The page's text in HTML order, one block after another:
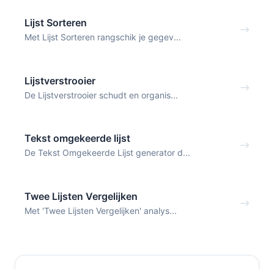
Lijst Sorteren
Met Lijst Sorteren rangschik je gegev...
Lijstverstrooier
De Lijstverstrooier schudt en organis...
Tekst omgekeerde lijst
De Tekst Omgekeerde Lijst generator d...
Twee Lijsten Vergelijken
Met 'Twee Lijsten Vergelijken' analys...